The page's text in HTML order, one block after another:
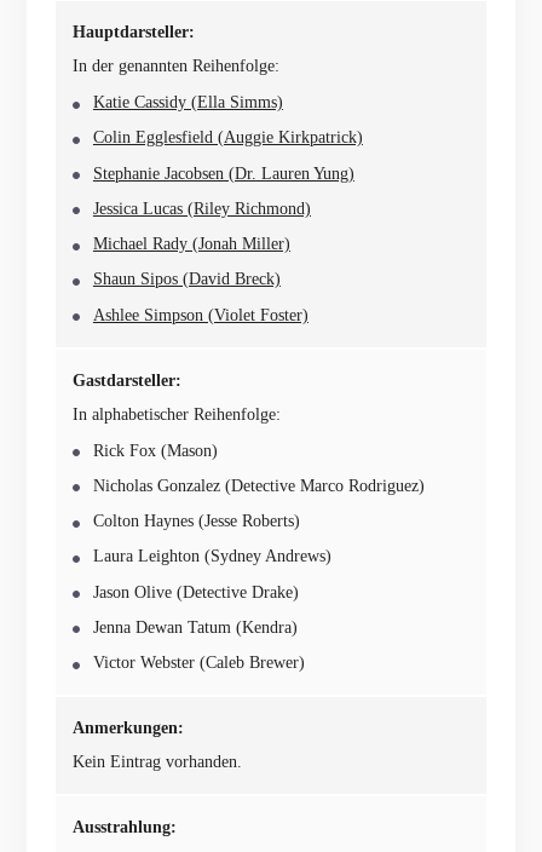
Hauptdarsteller:
In der genannten Reihenfolge:
Katie Cassidy (Ella Simms)
Colin Egglesfield (Auggie Kirkpatrick)
Stephanie Jacobsen (Dr. Lauren Yung)
Jessica Lucas (Riley Richmond)
Michael Rady (Jonah Miller)
Shaun Sipos (David Breck)
Ashlee Simpson (Violet Foster)
Gastdarsteller:
In alphabetischer Reihenfolge:
Rick Fox (Mason)
Nicholas Gonzalez (Detective Marco Rodriguez)
Colton Haynes (Jesse Roberts)
Laura Leighton (Sydney Andrews)
Jason Olive (Detective Drake)
Jenna Dewan Tatum (Kendra)
Victor Webster (Caleb Brewer)
Anmerkungen:
Kein Eintrag vorhanden.
Ausstrahlung: